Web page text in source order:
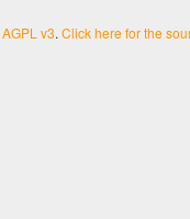
AGPL v3. Click here for the